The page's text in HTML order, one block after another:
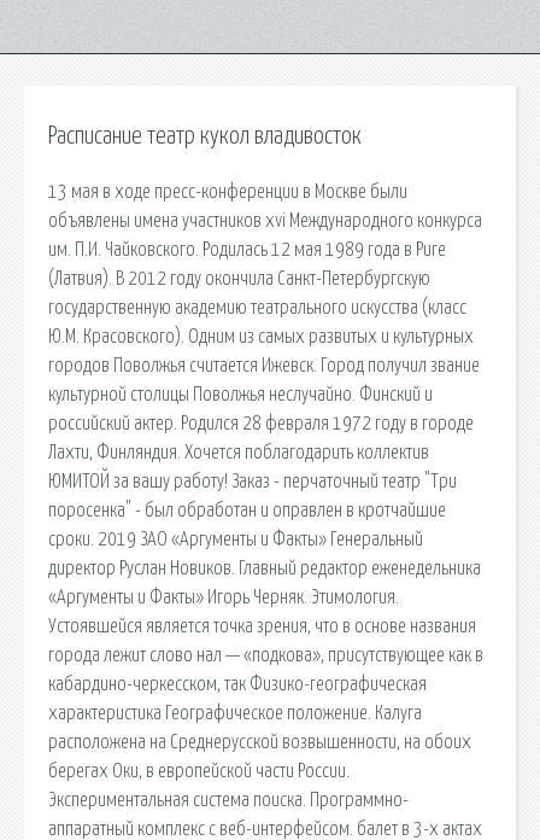
Расписание театр кукол владивосток
13 мая в ходе пресс-конференции в Москве были
объявлены имена участников xvi Международного конкурса
им. П.И. Чайковского. Родилась 12 мая 1989 года в Риге
(Латвия). В 2012 году окончила Санкт-Петербургскую
государственную академию театрального искусства (класс
Ю.М. Красовского). Одним из самых развитых и культурных
городов Поволжья считается Ижевск. Город получил звание
культурной столицы Поволжья неслучайно. Финский и
российский актер. Родился 28 февраля 1972 году в городе
Лахти, Финляндия. Хочется поблагодарить коллектив
ЮМИТОЙ за вашу работу! Заказ - перчаточный театр "Три
поросенка" - был обработан и оправлен в кротчайшие
сроки. 2019 ЗАО «Аргументы и Факты» Генеральный
директор Руслан Новиков. Главный редактор еженедельника
«Аргументы и Факты» Игорь Черняк. Этимология.
Устоявшейся является точка зрения, что в основе названия
города лежит слово нал — «подкова», присутствующее как в
кабардино-черкесском, так Физико-географическая
характеристика Географическое положение. Калуга
расположена на Среднерусской возвышенности, на обоих
берегах Оки, в европейской части России.
Экспериментальная система поиска. Программно-
аппаратный комплекс с веб-интерфейсом. балет в 3-х актах